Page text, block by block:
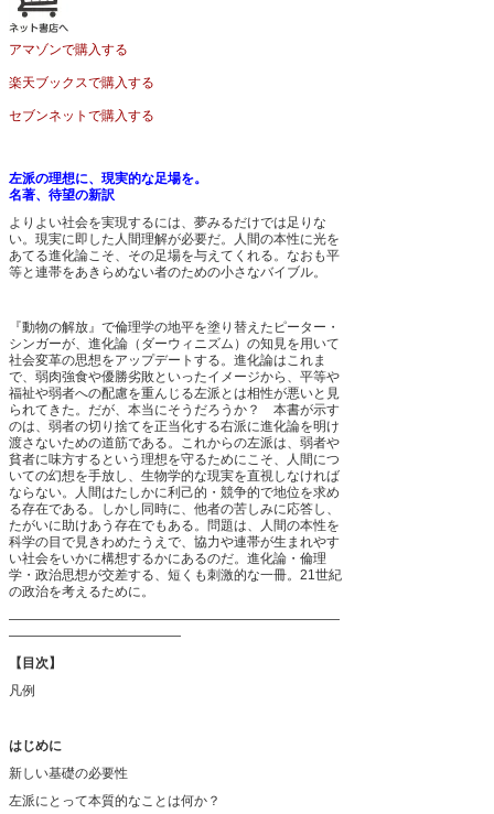
アマゾンで購入する
楽天ブックスで購入する
セブンネットで購入する
左派の理想に、現実的な足場を。
名著、待望の新訳
よりよい社会を実現するには、夢みるだけでは足りな
い。現実に即した人間理解が必要だ。人間の本性に光を
あてる進化論こそ、その足場を与えてくれる。なおも平
等と連帯をあきらめない者のための小さなバイブル。
『動物の解放』で倫理学の地平を塗り替えたピーター・
シンガーが、進化論（ダーウィニズム）の知見を用いて
社会変革の思想をアップデートする。進化論はこれま
で、弱肉強食や優勝劣敗といったイメージから、平等や
福祉や弱者への配慮を重んじる左派とは相性が悪いと見
られてきた。だが、本当にそうだろうか？ 本書が示す
のは、弱者の切り捨てを正当化する右派に進化論を明け
渡さないための道筋である。これからの左派は、弱者や
貧者に味方するという理想を守るためにこそ、人間につ
いての幻想を手放し、生物学的な現実を直視しなければ
ならない。人間はたしかに利己的・競争的で地位を求め
る存在である。しかし同時に、他者の苦しみに応答し、
たがいに助けあう存在でもある。問題は、人間の本性を
科学の目で見きわめたうえで、協力や連帯が生まれやす
い社会をいかに構想するかにあるのだ。進化論・倫理
学・政治思想が交差する、短くも刺激的な一冊。21世紀
の政治を考えるために。
―――――――――――――――――――――――――
―――――――――――――
【目次】
凡例
はじめに
新しい基礎の必要性
左派にとって本質的なことは何か？